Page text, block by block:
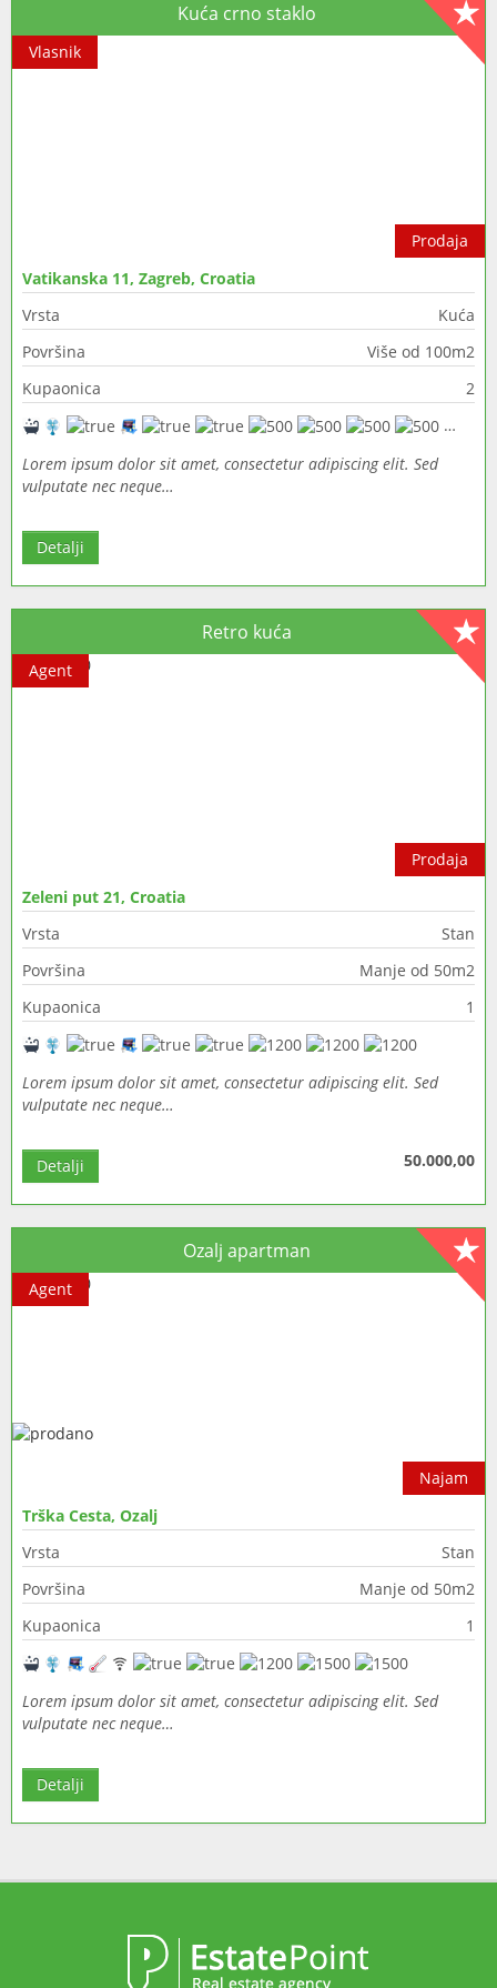
Kuća crno staklo
Prodaja
Vlasnik
Vatikanska 11, Zagreb, Croatia
Vrsta
Kuća
Površina
Više od 100m2
Kupaonica
2
Lorem ipsum dolor sit amet, consectetur adipiscing elit. Sed
vulputate nec neque…
Detalji
Retro kuća
Prodaja
Agent
Zeleni put 21, Croatia
Vrsta
Stan
Površina
Manje od 50m2
Kupaonica
1
Lorem ipsum dolor sit amet, consectetur adipiscing elit. Sed
vulputate nec neque…
50.000,00
Detalji
Ozalj apartman
Najam
Agent
Trška Cesta, Ozalj
Vrsta
Stan
Površina
Manje od 50m2
Kupaonica
1
Lorem ipsum dolor sit amet, consectetur adipiscing elit. Sed
vulputate nec neque…
Detalji